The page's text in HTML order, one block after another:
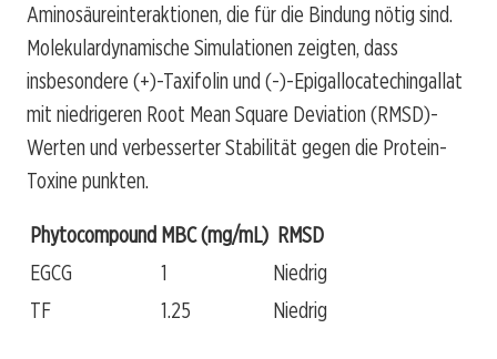
Aminosäureinteraktionen, die für die Bindung nötig sind.
Molekulardynamische Simulationen zeigten, dass
insbesondere (+)-Taxifolin und (-)-Epigallocatechingallat
mit niedrigeren Root Mean Square Deviation (RMSD)-
Werten und verbesserter Stabilität gegen die Protein-
Toxine punkten.
Phytocompound MBC (mg/mL) RMSD
EGCG
1
Niedrig
TF
1.25 Niedrig